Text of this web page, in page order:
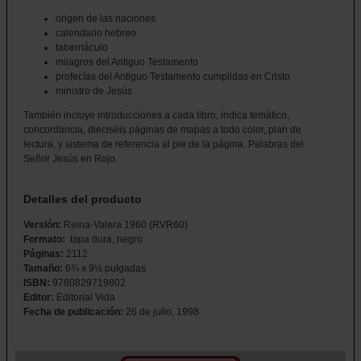
origen de las naciones
calendario hebreo
tabernáculo
milagros del Antiguo Testamento
profecías del Antiguo Testamento cumplidas en Cristo
ministro de Jesús
También incluye introducciones a cada libro, indica temático,
concordancia, dieciséis páginas de mapas a todo color, plan de
lectura, y sistema de referencia al pie de la página. Palabras del
Señor Jesús en Rojo.
Detalles del producto
Versión: Reina-Valera 1960 (RVR60)
Formato: tapa dura, negro
Páginas: 2112
Tamaño: 6¾ x 9½ pulgadas
ISBN: 9780829719802
Editor: Editorial Vida
Fecha de publicación: 26 de julio, 1998